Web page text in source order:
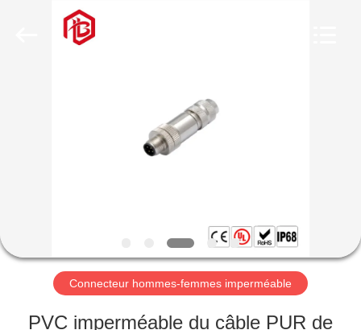
DE
NOUS
VISITE
Connecteur hommes-femmes imperméable
PVC imperméable du câble PUR de